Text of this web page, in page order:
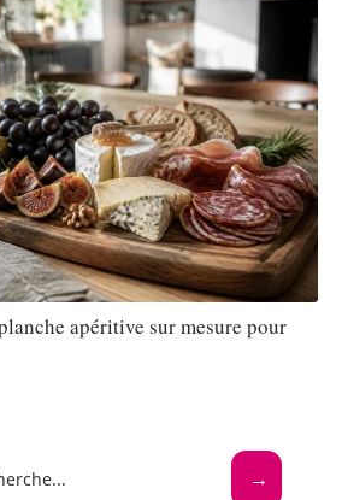
apéritive sur mesure pour